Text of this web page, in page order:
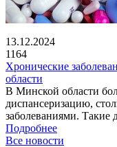
13.12.2024
1164
Хронические
области
В Минской области
диспансеризацию,
заболеваниями. Такие
Подробнее
Все новости